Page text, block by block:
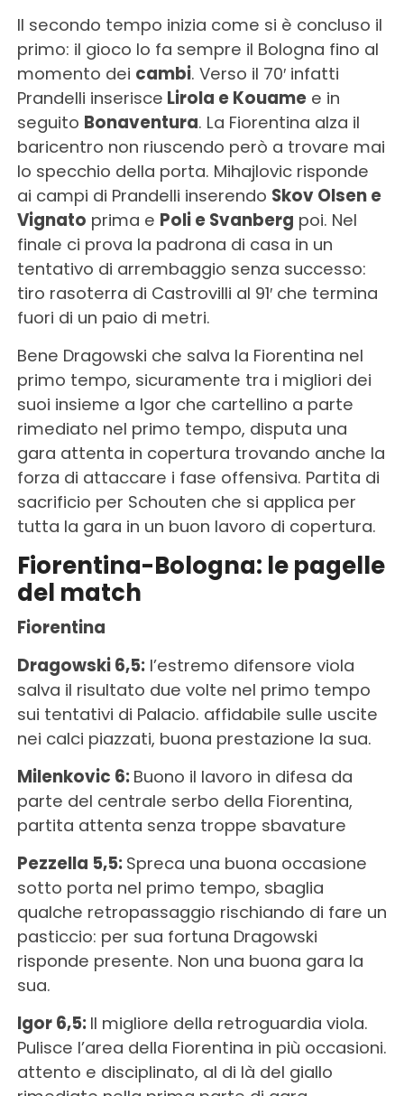
Il secondo tempo inizia come si è concluso il
primo: il gioco lo fa sempre il Bologna fino al
momento dei cambi. Verso il 70′ infatti
Prandelli inserisce Lirola e Kouamee in
seguito Bonaventura. La Fiorentina alza il
baricentro non riuscendo però a trovare mai
lo specchio della porta. Mihajlovic risponde
ai campi di Prandelli inserendo Skov Olsen e
Vignato prima e Poli e Svanberg poi. Nel
finale ci prova la padrona di casa in un
tentativo di arrembaggio senza successo:
tiro rasoterra di Castrovilli al 91′ che termina
fuori di un paio di metri.
Bene Dragowski che salva la Fiorentina nel
primo tempo, sicuramente tra i migliori dei
suoi insieme a Igor che cartellino a parte
rimediato nel primo tempo, disputa una
gara attenta in copertura trovando anche la
forza di attaccare i fase offensiva. Partita di
sacrificio per Schouten che si applica per
tutta la gara in un buon lavoro di copertura.
Fiorentina-Bologna: le pagelle
del match
Fiorentina
Dragowski 6,5:l’estremo difensore viola
salva il risultato due volte nel primo tempo
sui tentativi di Palacio. affidabile sulle uscite
nei calci piazzati, buona prestazione la sua.
Milenkovic 6: Buono il lavoro in difesa da
parte del centrale serbo della Fiorentina,
partita attenta senza troppe sbavature
Pezzella 5,5: Spreca una buona occasione
sotto porta nel primo tempo, sbaglia
qualche retropassaggio rischiando di fare un
pasticcio: per sua fortuna Dragowski
risponde presente. Non una buona gara la
sua.
Igor 6,5: Il migliore della retroguardia viola.
Pulisce l’area della Fiorentina in più occasioni.
attento e disciplinato, al di là del giallo